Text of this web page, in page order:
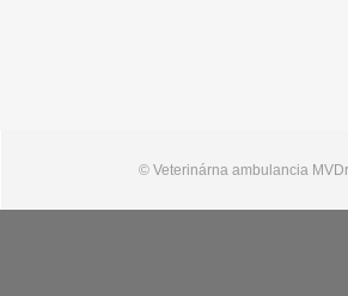
© Veterinárna ambulancia